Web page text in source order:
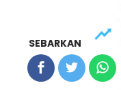
SEBARKAN